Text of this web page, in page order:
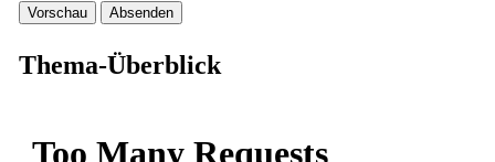
Thema-Überblick